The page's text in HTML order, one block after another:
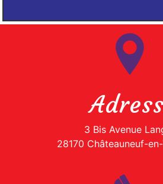
3 Bis Avenue
28170 Châteauneuf-